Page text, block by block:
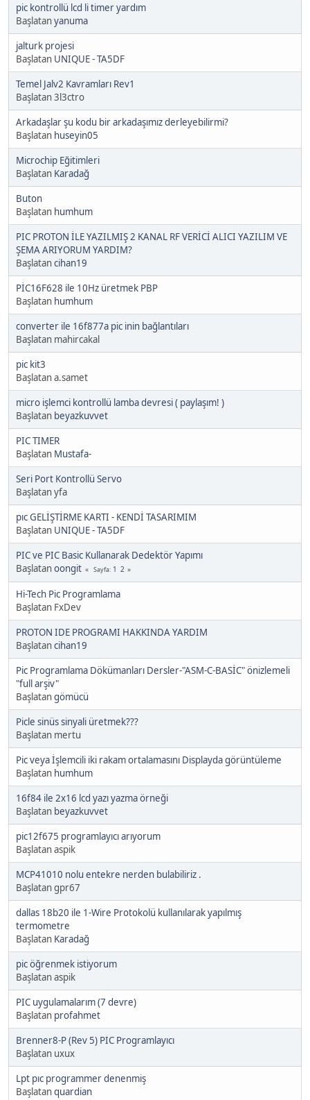
pic kontrollü lcd li timer yardım
Başlatanyanuma
jalturk projesi
Başlatan UNIQUE - TA5DF
Temel Jalv2 Kavramları Rev1
Başlatan 3l3ctro
Arkadaşlar şu kodu bir arkadaşımız derleyebilirmi?
Başlatan huseyin05
Microchip Eğitimleri
Başlatan Karadağ
Buton
Başlatan humhum
PIC PROTON İLE YAZILMIŞ 2 KANAL RF VERİCİ ALICI YAZILIM VE
ŞEMA ARIYORUM YARDIM?
Başlatancihan19
PİC16F628 ile 10Hz üretmek PBP
Başlatan humhum
converter ile 16f877a pic inin bağlantıları
Başlatan mahircakal
pic kit3
Başlatan a.samet
micro işlemci kontrollü lamba devresi ( paylaşım! )
Başlatan beyazkuvvet
PIC TIMER
Başlatan Mustafa-
Seri Port Kontrollü Servo
Başlatan yfa
pıc GELİŞTİRME KARTI - KENDİ TASARIMIM
Başlatan UNIQUE - TA5DF
PIC ve PIC Basic Kullanarak Dedektör Yapımı
Başlatanoongit Sayfa 1 2
Hi-Tech Pic Programlama
Başlatan FxDev
PROTON IDE PROGRAMI HAKKINDA YARDIM
Başlatancihan19
Pic Programlama Dökümanları Dersler-"ASM-C-BASİC" önizlemeli
"full arşiv"
Başlatangömücü
Picle sinüs sinyali üretmek???
Başlatan mertu
Pic veya İşlemcili iki rakam ortalamasını Displayda görüntüleme
Başlatan humhum
16f84 ile 2x16 lcd yazı yazma örneği
Başlatan beyazkuvvet
pic12f675 programlayıcı arıyorum
Başlatan aspik
MCP41010 nolu entekre nerden bulabiliriz .
Başlatan gpr67
dallas 18b20 ile 1-Wire Protokolü kullanılarak yapılmış
termometre
Başlatan Karadağ
pic öğrenmek istiyorum
Başlatan aspik
PIC uygulamalarım (7 devre)
Başlatan profahmet
Brenner8-P (Rev 5) PIC Programlayıcı
Başlatan uxux
Lpt pıc programmer denenmiş
Başlatanquardian